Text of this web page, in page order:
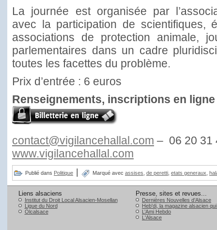
La journée est organisée par
avec la participation de scientifiques,
associations de protection animale,
parlementaires dans un cadre
toutes les facettes du problème.
Prix d’entrée : 6 euros
Renseignements, inscriptions en
contact@vigilancehallal.com – 06 20 31
www.vigilancehallal.com
Publié dans Politique | Marqué avec assises de peretti etats generaux
Liens alsaciens
Institut du Droit Local Alsacien-Mosellan
Ligue du Nord
Olcalsace
Presse, sites et revues...
Dernières Nouvelles d’Alsace
Heb'di, la magazine alsacien
L’Ami Hebdo
L'Alsace